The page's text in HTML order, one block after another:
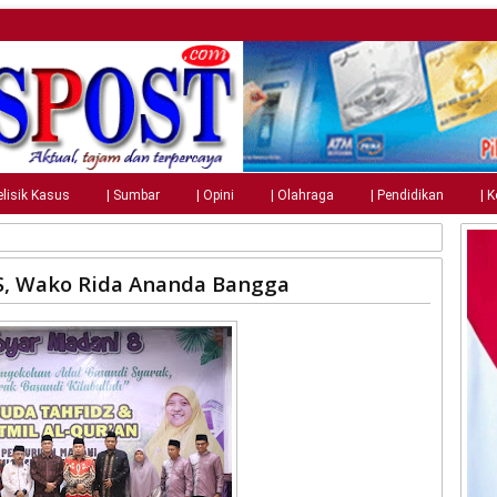
Kasus | Sumbar | Opini | Olahraga | Pendidikan |
Wako Rida Ananda Bangga